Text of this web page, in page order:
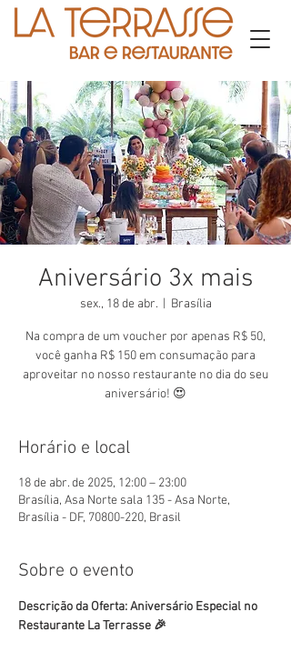
Aniversário 3x mais
sex., 18 de abr.
  |
Brasília
Na compra de um voucher por apenas R$ 50,
você ganha R$ 150 em consumação para
aproveitar no nosso restaurante no dia do seu
aniversário! 😍
Horário e local
18 de abr. de 2025, 12:00 – 23:00
Brasília, Asa Norte sala 135 - Asa Norte,
Brasília - DF, 70800-220, Brasil
Sobre o evento
Descrição da Oferta: Aniversário Especial no
Restaurante La Terrasse 🎉